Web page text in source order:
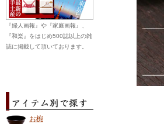
『婦人画報』や『家庭画報』、
『和楽』をはじめ500誌以上の雑
誌に掲載して頂いております。
お椀